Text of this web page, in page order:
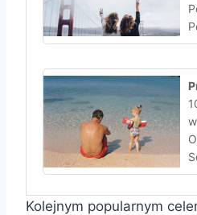
Kolejnym popularnym